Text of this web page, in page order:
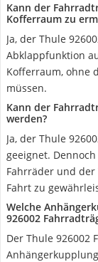
Kann der
Kofferraum zu
Ja, der Thule
Abklappfunktion
Kofferraum, ohne
müssen.
Kann der
werden?
Ja, der Thule
geeignet.
Fahrräder und
Fahrt zu
Welche
926002
Der Thule 926002